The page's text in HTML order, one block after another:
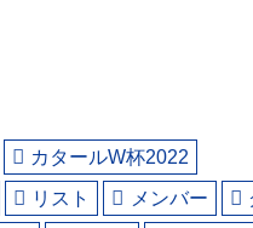
カタールW杯2022
リスト メンバー